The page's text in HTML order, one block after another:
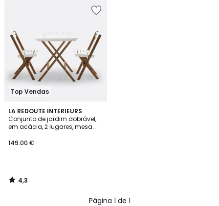
Top Vendas
LA REDOUTE INTERIEURS
Conjunto de jardim dobrável,
em acácia, 2 lugares, mesa
DUDENA
149.00 €
4,3
/ 5
4,3
/
Página 1 de 1